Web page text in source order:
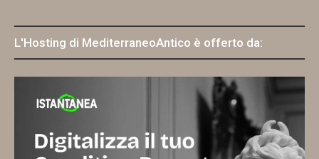
L'Hosting di MediterraneoAntico è offerto da: